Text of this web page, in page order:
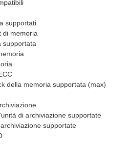
supportati
di memoria
supportata
della memoria supportata (max)
di archiviazione supportate
supportate